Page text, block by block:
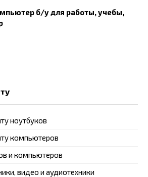
б/у для работы, учебы,
ноутбуков
компьютеров
и компьютеров
видео и аудиотехники